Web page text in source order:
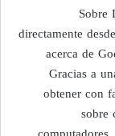
Sobre
directamente
acerca de
Gracias a
obtener con
sobre